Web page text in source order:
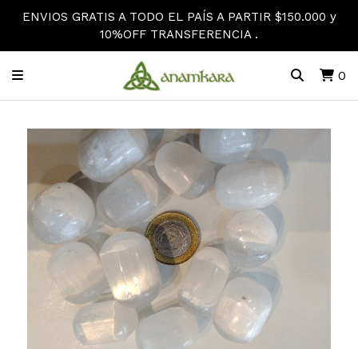
ENVIOS GRATIS A TODO EL PAÍS A PARTIR $150.000 y
10%OFF TRANSFERENCIA .
0